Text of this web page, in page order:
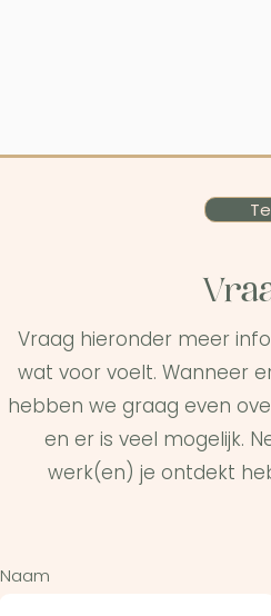
Vraag hieronder meer
wat voor voelt. Wanneer
hebben we graag even
en er is veel mogelijk.
werk(en) je ontdekt
Naam